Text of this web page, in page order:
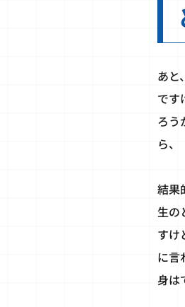
あと
です
ろう
ら、
結果
生の
すけ
に言
身は